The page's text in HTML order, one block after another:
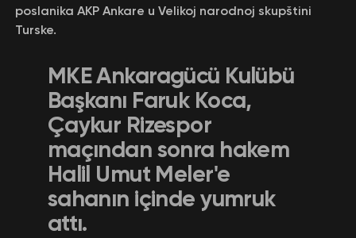
poslanika AKP Ankare u Velikoj narodnoj skupštini
Turske.
MKE Ankaragücü Kulübü
Başkanı Faruk Koca,
Çaykur Rizespor
maçından sonra hakem
Halil Umut Meler'e
sahanın içinde yumruk
attı.